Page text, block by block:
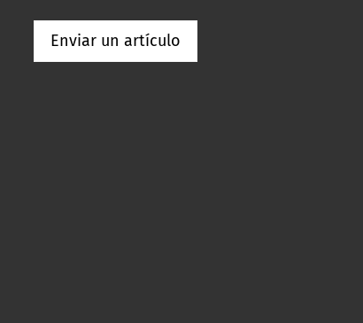
Enviar un artículo